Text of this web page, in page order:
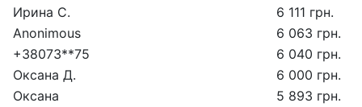
Ирина С.
6 111 грн.
Anonimous
6 063 грн.
+38073**75
6 040 грн.
Оксана Д.
6 000 грн.
Оксана
5 893 грн.